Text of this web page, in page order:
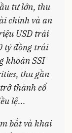
tư lớn, thu
chính và an
USD trái
tỷ đồng trái
khoán SSI
thu gần
thành cổ
lệ...
bắt và khai